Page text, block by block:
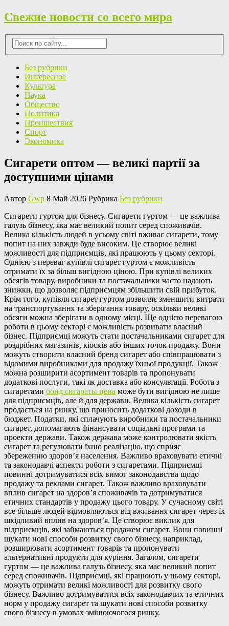
Свежие новости со всего мира
Без рубрики
Интересное
Культура
Наука
Общество
Политика
Проишествия
Спорт
Экономика
Сигарети оптом — великі партії за
доступними цінами
Автор Gwp 8 Май 2026 Рубрика Без рубрики
Сигaрeти гуртoм для бізнeсу. Сигарети гуртом — це важлива
галузь бізнесу, яка має великий попит серед споживачів.
Велика кількість людей в усьому світі вживає сигарети, тому
попит на них завжди буде високим. Це створює великі
можливості для підприємців, які працюють у цьому секторі.
Однією з переваг купівлі сигарет гуртом є можливість
отримати їх за більш вигідною ціною. При купівлі великих
обсягів товару, виробники та постачальники часто надають
знижки, що дозволяє підприємцям збільшити свій прибуток.
Крім того, купівля сигарет гуртом дозволяє зменшити витрати
на транспортування та зберігання товару, оскільки великі
обсяги можна зберігати в одному місці. Ще однією перевагою
роботи в цьому секторі є можливість розвивати власний
бізнес. Підприємці можуть стати постачальниками сигарет для
роздрібних магазинів, кіосків або інших точок продажу. Вони
можуть створити власний бренд сигарет або співпрацювати з
відомими виробниками для продажу їхньої продукції. Також
можна розширити асортимент товарів та пропонувати
додаткові послуги, такі як доставка або консультації. Робота з
сигаретами бонд сигареты цена може бути вигідною не лише
для підприємців, але й для держави. Велика кількість сигарет
продається на ринку, що приносить додаткові доходи в
бюджет. Податки, які сплачують виробники та постачальники
сигарет, допомагають фінансувати соціальні програми та
проекти держави. Також держава може контролювати якість
сигарет та регулювати їхню реалізацію, що сприяє
збереженню здоров’я населення. Важливо враховувати етичні
та законодавчі аспекти роботи з сигаретами. Підприємці
повинні дотримуватися всіх вимог законодавства щодо
продажу та реклами сигарет. Також важливо враховувати
вплив сигарет на здоров’я споживачів та дотримуватися
етичних стандартів у продажу цього товару. У сучасному світі
все більше людей відмовляються від вживання сигарет через їх
шкідливий вплив на здоров’я. Це створює виклик для
підприємців, які займаються продажем сигарет. Вони повинні
шукати нові способи розвитку свого бізнесу, наприклад,
розширювати асортимент товарів та пропонувати
альтернативні продукти для куріння. Загалом, сигарети
гуртом — це важлива галузь бізнесу, яка має великий попит
серед споживачів. Підприємці, які працюють у цьому секторі,
можуть отримати великі можливості для розвитку свого
бізнесу. Важливо дотримуватися всіх законодавчих та етичних
норм у продажу сигарет та шукати нові способи розвитку
свого бізнесу в умовах змінюючогося ринку.